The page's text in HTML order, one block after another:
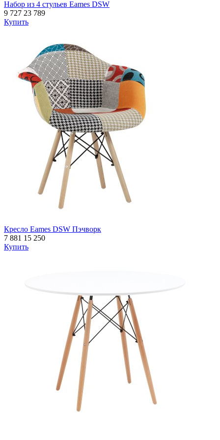
Набор из 4 стульев Eames DSW
9 727 23 789
Купить
Кресло Eames DSW Пэчворк
7 881 15 250
Купить